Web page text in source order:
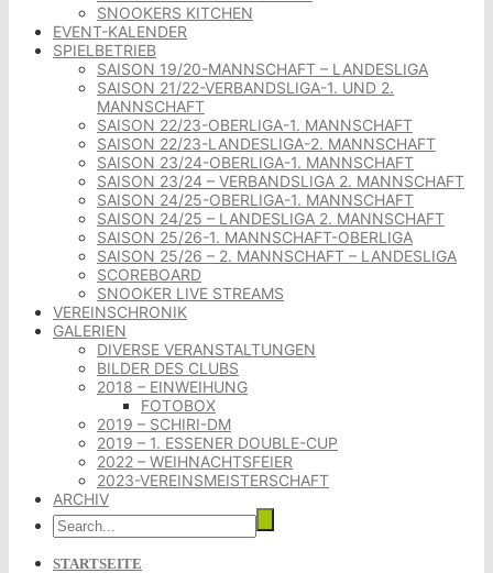
SNOOKERS KITCHEN
EVENT-KALENDER
SPIELBETRIEB
SAISON 19/20-MANNSCHAFT – LANDESLIGA
SAISON 21/22-VERBANDSLIGA-1. UND 2.
MANNSCHAFT
SAISON 22/23-OBERLIGA-1. MANNSCHAFT
SAISON 22/23-LANDESLIGA-2. MANNSCHAFT
SAISON 23/24-OBERLIGA-1. MANNSCHAFT
SAISON 23/24 – VERBANDSLIGA 2. MANNSCHAFT
SAISON 24/25-OBERLIGA-1. MANNSCHAFT
SAISON 24/25 – LANDESLIGA 2. MANNSCHAFT
SAISON 25/26-1. MANNSCHAFT-OBERLIGA
SAISON 25/26 – 2. MANNSCHAFT – LANDESLIGA
SCOREBOARD
SNOOKER LIVE STREAMS
VEREINSCHRONIK
GALERIEN
DIVERSE VERANSTALTUNGEN
BILDER DES CLUBS
2018 – EINWEIHUNG
FOTOBOX
2019 – SCHIRI-DM
2019 – 1. ESSENER DOUBLE-CUP
2022 – WEIHNACHTSFEIER
2023-VEREINSMEISTERSCHAFT
ARCHIV
STARTSEITE